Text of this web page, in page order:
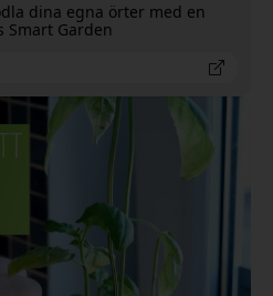
dina egna örter med en
Smart Garden